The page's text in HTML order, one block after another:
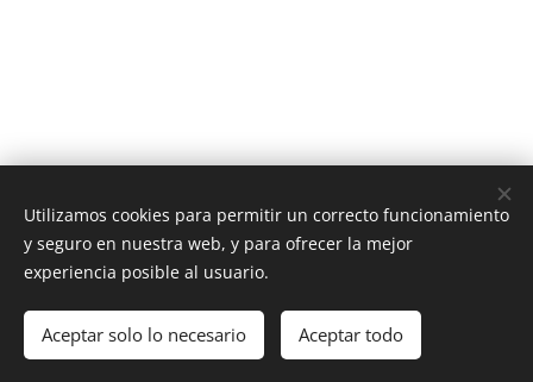
© 2020 JUSTICIA Y PAZ C/ Rafael de Riego 16, 3º dcha. Madrid,
28045
Cookies
Idiomas
Español
English
Utilizamos cookies para permitir un correcto funcionamiento
y seguro en nuestra web, y para ofrecer la mejor
experiencia posible al usuario.
Aceptar solo lo necesario Aceptar todo